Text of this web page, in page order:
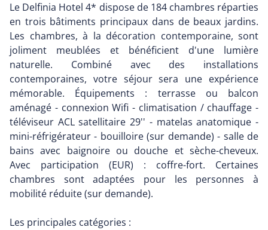
Le Delfinia Hotel 4* dispose de 184 chambres réparties
en trois bâtiments principaux dans de beaux jardins.
Les chambres, à la décoration contemporaine, sont
joliment meublées et bénéficient d'une lumière
naturelle. Combiné avec des installations
contemporaines, votre séjour sera une expérience
mémorable. Équipements : terrasse ou balcon
aménagé - connexion Wifi - climatisation / chauffage -
téléviseur ACL satellitaire 29'' - matelas anatomique -
mini-réfrigérateur - bouilloire (sur demande) - salle de
bains avec baignoire ou douche et sèche-cheveux.
Avec participation (EUR) : coffre-fort. Certaines
chambres sont adaptées pour les personnes à
mobilité réduite (sur demande).
Les principales catégories :